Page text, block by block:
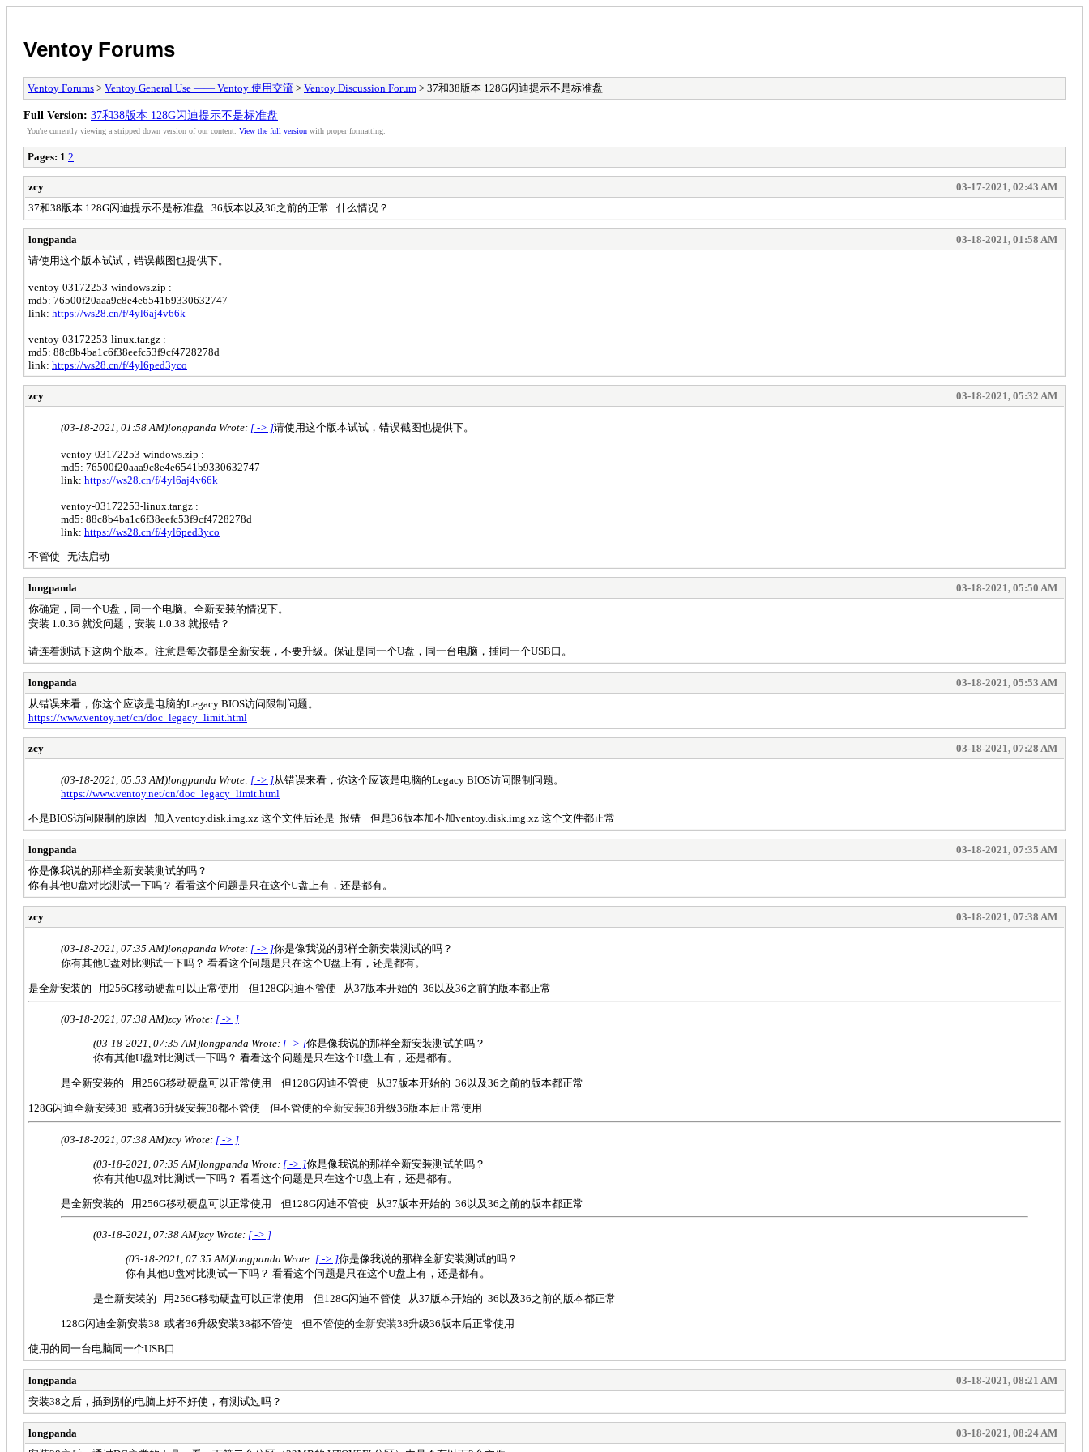
Ventoy Forums
Ventoy Forums > Ventoy General Use —— Ventoy 使用交流 > Ventoy Discussion Forum > 37和38版本 128G闪迪提示不是标准盘
Full Version: 37和38版本 128G闪迪提示不是标准盘
You're currently viewing a stripped down version of our content. View the full version with proper formatting.
Pages: 1 2
zcy
03-17-2021, 02:43 AM
37和38版本 128G闪迪提示不是标准盘 36版本以及36之前的正常 什么情况？
longpanda
03-18-2021, 01:58 AM
请使用这个版本试试，错误截图也提供下。
ventoy-03172253-windows.zip :
md5: 76500f20aaa9c8e4e6541b9330632747
link: https://ws28.cn/f/4yl6aj4v66k
ventoy-03172253-linux.tar.gz :
md5: 88c8b4ba1c6f38eefc53f9cf4728278d
link: https://ws28.cn/f/4yl6ped3yco
zcy 03-18-2021, 05:32 AM
(03-18-2021, 01:58 AM)longpanda Wrote: [ -> ]请使用这个版本试试，错误截图也提供下。
ventoy-03172253-windows.zip :
md5: 76500f20aaa9c8e4e6541b9330632747
link: https://ws28.cn/f/4yl6aj4v66k
ventoy-03172253-linux.tar.gz :
md5: 88c8b4ba1c6f38eefc53f9cf4728278d
link: https://ws28.cn/f/4yl6ped3yco
不管使 无法启动
longpanda
03-18-2021, 05:50 AM
你确定，同一个U盘，同一个电脑。全新安装的情况下。
安装 1.0.36 就没问题，安装 1.0.38 就报错？
请连着测试下这两个版本。注意是每次都是全新安装，不要升级。保证是同一个U盘，同一台电脑，插同一个USB口。
longpanda
03-18-2021, 05:53 AM
从错误来看，你这个应该是电脑的Legacy BIOS访问限制问题。
https://www.ventoy.net/cn/doc_legacy_limit.html
zcy 03-18-2021, 07:28 AM
(03-18-2021, 05:53 AM)longpanda Wrote: [ -> ]从错误来看，你这个应该是电脑的Legacy BIOS访问限制问题。
https://www.ventoy.net/cn/doc_legacy_limit.html
不是BIOS访问限制的原因 加入ventoy.disk.img.xz 这个文件后还是 报错 但是36版本加不加ventoy.disk.img.xz 这个文件都正常
longpanda
03-18-2021, 07:35 AM
你是像我说的那样全新安装测试的吗？
你有其他U盘对比测试一下吗？ 看看这个问题是只在这个U盘上有，还是都有。
zcy 03-18-2021, 07:38 AM
(03-18-2021, 07:35 AM)longpanda Wrote: [ -> ]你是像我说的那样全新安装测试的吗？
你有其他U盘对比测试一下吗？ 看看这个问题是只在这个U盘上有，还是都有。
是全新安装的 用256G移动硬盘可以正常使用 但128G闪迪不管使 从37版本开始的 36以及36之前的版本都正常
(03-18-2021, 07:38 AM)zcy Wrote: [ -> ]
(03-18-2021, 07:35 AM)longpanda Wrote: [ -> ]你是像我说的那样全新安装测试的吗？
你有其他U盘对比测试一下吗？ 看看这个问题是只在这个U盘上有，还是都有。
是全新安装的 用256G移动硬盘可以正常使用 但128G闪迪不管使 从37版本开始的 36以及36之前的版本都正常
128G闪迪全新安装38 或者36升级安装38都不管使 但不管使的全新安装38升级36版本后正常使用
(03-18-2021, 07:38 AM)zcy Wrote: [ -> ]
(03-18-2021, 07:35 AM)longpanda Wrote: [ -> ]你是像我说的那样全新安装测试的吗？
你有其他U盘对比测试一下吗？ 看看这个问题是只在这个U盘上有，还是都有。
是全新安装的 用256G移动硬盘可以正常使用 但128G闪迪不管使 从37版本开始的 36以及36之前的版本都正常
(03-18-2021, 07:38 AM)zcy Wrote: [ -> ]
(03-18-2021, 07:35 AM)longpanda Wrote: [ -> ]你是像我说的那样全新安装测试的吗？
你有其他U盘对比测试一下吗？ 看看这个问题是只在这个U盘上有，还是都有。
是全新安装的 用256G移动硬盘可以正常使用 但128G闪迪不管使 从37版本开始的 36以及36之前的版本都正常
128G闪迪全新安装38 或者36升级安装38都不管使 但不管使的全新安装38升级36版本后正常使用
使用的同一台电脑同一个USB口
longpanda
03-18-2021, 08:21 AM
安装38之后，插到别的电脑上好不好使，有测试过吗？
longpanda
03-18-2021, 08:24 AM